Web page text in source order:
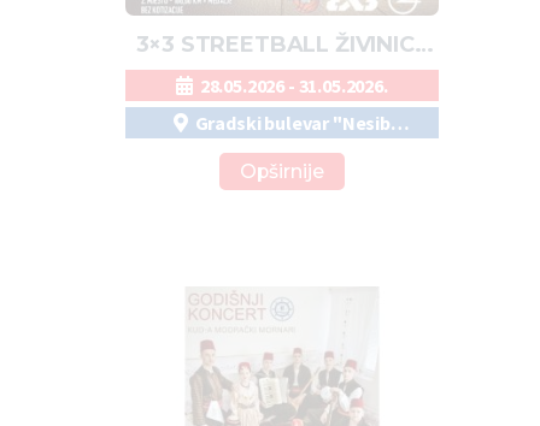
3×3 STREETBALL ŽIVINICE
2026.
28.05.2026 - 31.05.2026.
Gradski bulevar "Nesib
Malkić"
Opširnije